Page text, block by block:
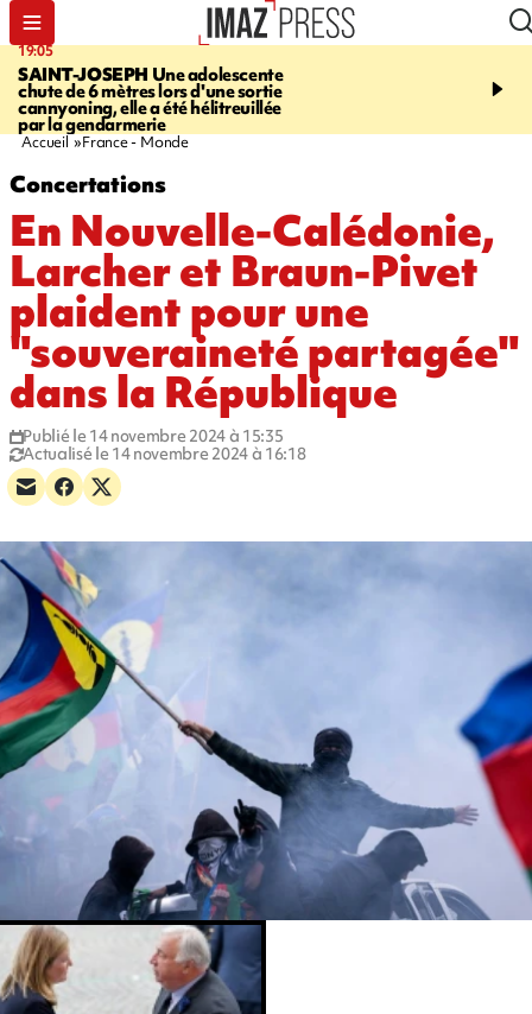
19:05
SAINT-JOSEPH Une adolescente
chute de 6 mètres lors d'une sortie
cannyoning, elle a été hélitreuillée
par la gendarmerie
20:44
rouée de coups,
Accueil France - Monde
Concertations
En Nouvelle-Calédonie,
Larcher et Braun-Pivet
plaident pour une
"souveraineté partagée"
dans la République
Publié le 14 novembre 2024 à 15:35
Actualisé le 14 novembre 2024 à 16:18